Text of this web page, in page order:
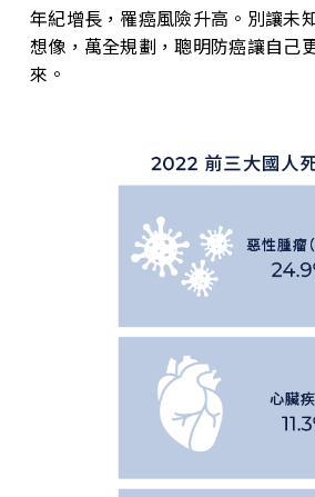
年紀增長，罹癌風險升高。別讓未
想像，萬全規劃，聰明防癌讓自己
來。